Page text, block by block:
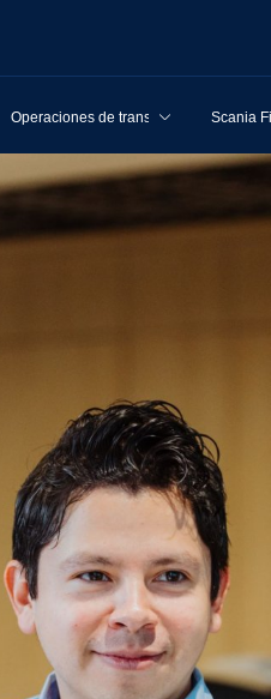
Operaciones de transporte Scania